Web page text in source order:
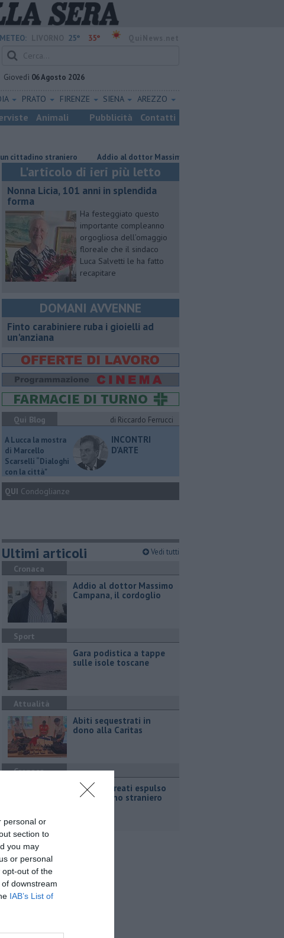
personal or
section to
you may
or personal
opt-out of the
downstream
IAB’s List of
METEO: 25° 35°
Giovedì 06 Agosto 2026
PRATO FIRENZE SIENA AREZZO
Animali Pubblicità Contatti
straniero Addio al dottor Massimo Campana, il cordoglio
L'articolo di ieri più letto
Nonna Licia, 101 anni in splendida
forma
Ha festeggiato questo
importante compleanno
orgogliosa dell’omaggio
floreale che il sindaco
Luca Salvetti le ha fatto
recapitare
DOMANI AVVENNE
Finto carabiniere ruba i gioielli ad
un'anziana
Qui Blog
di Riccardo Ferrucci
A Lucca la mostra
di Marcello
Scarselli “Dialoghi
con la città"
INCONTRI
D'ARTE
QUI Condoglianze
Ultimi articoli Vedi tutti
Cronaca
Addio al dottor Massimo
Campana, il cordoglio
Sport
Gara podistica a tappe
sulle isole toscane
Attualità
Abiti sequestrati in
dono alla Caritas
Cronaca
Dopo vari reati espulso
un cittadino straniero